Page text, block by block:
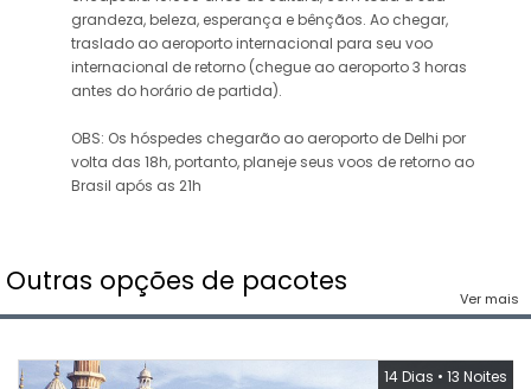
grandeza, beleza, esperança e bênçãos. Ao chegar,
traslado ao aeroporto internacional para seu voo
internacional de retorno (chegue ao aeroporto 3 horas
antes do horário de partida).
OBS: Os hóspedes chegarão ao aeroporto de Delhi por
volta das 18h, portanto, planeje seus voos de retorno ao
Brasil após as 21h
Outras opções de pacotes
Ver mais
14 Dias • 13 Noites